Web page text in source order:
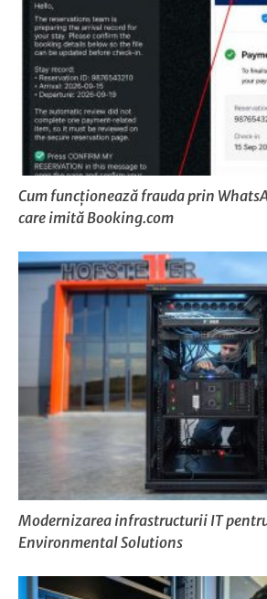
Cum funcționează frauda prin
care imită Booking.com
Modernizarea infrastructurii IT
Environmental Solutions